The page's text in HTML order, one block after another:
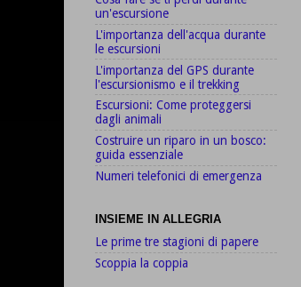
un'escursione
L'importanza dell'acqua durante
le escursioni
L'importanza del GPS durante
l'escursionismo e il trekking
Escursioni: Come proteggersi
dagli animali
Costruire un riparo in un bosco:
guida essenziale
Numeri telefonici di emergenza
INSIEME IN ALLEGRIA
Le prime tre stagioni di papere
Scoppia la coppia